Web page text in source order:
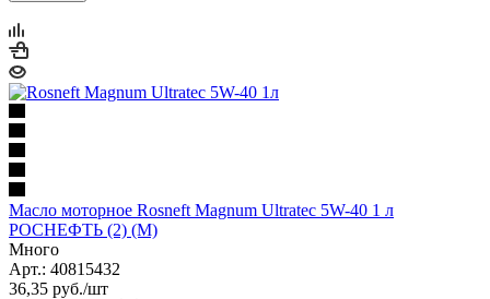
Масло моторное Rosneft Magnum Ultratec 5W-40 1 л
РОСНЕФТЬ (2) (М)
Много
Арт.: 40815432
36,35 руб./шт